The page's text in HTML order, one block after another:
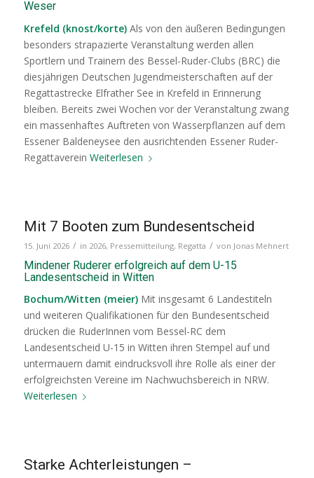
Weser
Krefeld (knost/korte)Als von den äußeren Bedingungen
besonders strapazierte Veranstaltung werden allen
Sportlern und Trainern des Bessel-Ruder-Clubs (BRC) die
diesjährigen Deutschen Jugendmeisterschaften auf der
Regattastrecke Elfrather See in Krefeld in Erinnerung
bleiben. Bereits zwei Wochen vor der Veranstaltung zwang
ein massenhaftes Auftreten von Wasserpflanzen auf dem
Essener Baldeneysee den ausrichtenden Essener Ruder-
Regattaverein Weiterlesen
Mit 7 Booten zum Bundesentscheid
15. Juni 2026 / in 2026, Pressemitteilung, Regatta / von Jonas Mehnert
Mindener Ruderer erfolgreich auf dem U-15
Landesentscheid in Witten
Bochum/Witten (meier) Mit insgesamt 6 Landestiteln
und weiteren Qualifikationen für den Bundesentscheid
drücken die RuderInnen vom Bessel-RC dem
Landesentscheid U-15 in Witten ihren Stempel auf und
untermauern damit eindrucksvoll ihre Rolle als einer der
erfolgreichsten Vereine im Nachwuchsbereich in NRW.
Weiterlesen
Starke Achterleistungen –